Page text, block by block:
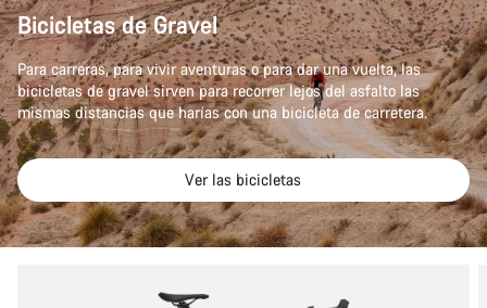
Bicicletas de Gravel
Para carreras, para vivir aventuras o para dar una vuelta, las
bicicletas de gravel sirven para recorrer lejos del asfalto las
mismas distancias que harías con una bicicleta de carretera.
Ver las bicicletas